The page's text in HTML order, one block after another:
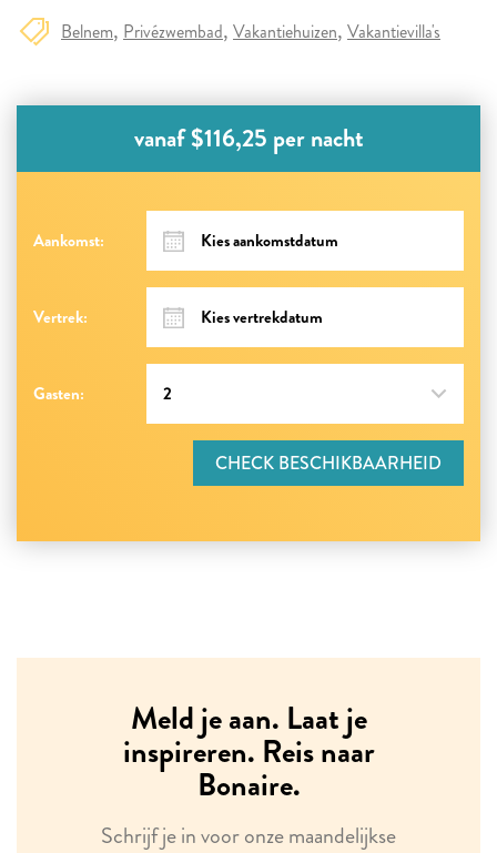
Belnem Privézwembad Vakantiehuizen Vakantievilla's
vanaf $116,25 per nacht
Aankomst:
Vertrek:
Gasten:
CHECK BESCHIKBAARHEID
Meld je aan. Laat je
inspireren. Reis naar
Bonaire.
Schrijf je in voor onze maandelijkse